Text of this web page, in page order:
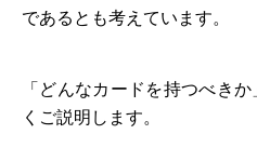
であるとも考えています。
「どんなカードを持つべき
くご説明します。